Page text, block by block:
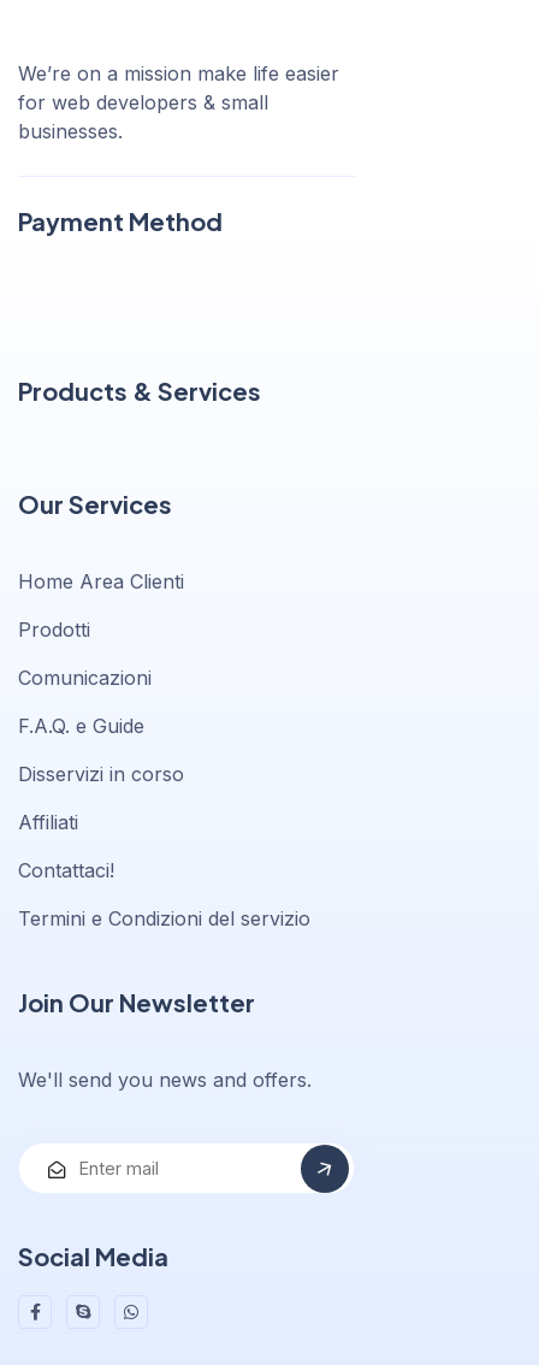
We’re on a mission make life easier
for web developers & small
businesses.
Payment Method
Products & Services
Our Services
Home Area Clienti
Prodotti
Comunicazioni
F.A.Q. e Guide
Disservizi in corso
Affiliati
Contattaci!
Termini e Condizioni del servizio
Join Our Newsletter
We'll send you news and offers.
Social Media